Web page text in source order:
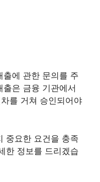
출에 관한 문의를 주
은 금융 기관에서
를 거쳐 승인되어야
중요한 요건을 충족
한 정보를 드리겠습